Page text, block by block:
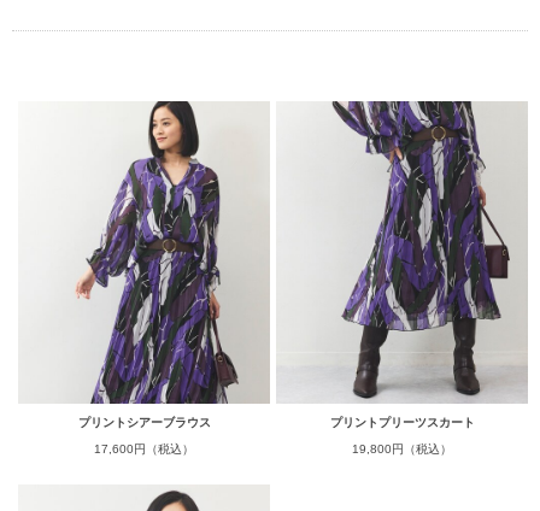
プリントシアーブラウス
17,600円（税込）
プリントプリーツスカート
19,800円（税込）